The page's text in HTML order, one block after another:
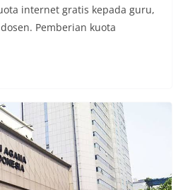
internet gratis kepada guru,
Pemberian kuota